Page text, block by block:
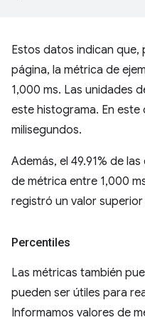
Estos datos indican que,
página, la métrica de
1,000 ms. Las unidades
este histograma. En este
milisegundos.
Además, el 49.91% de
de métrica entre 1,000
registró un valor superior
Percentiles
Las métricas también
pueden ser útiles para
Informamos valores de